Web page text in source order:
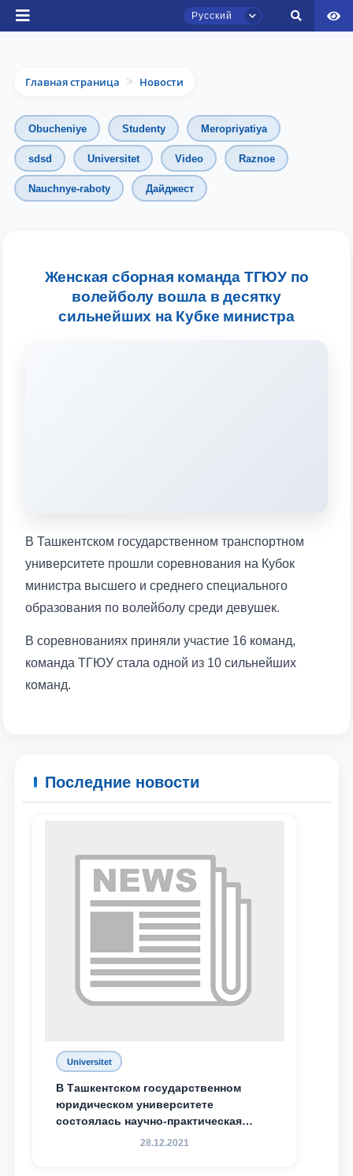
Русский
Ваше имя и фамилия
Почта
Главная страница > Новости
Obucheniye Studenty Meropriyatiya
sdsd Universitet Video Raznoe
Nauchnye-raboty Дайджест
Женская сборная команда ТГЮУ по
волейболу вошла в десятку
сильнейших на Кубке министра
В Ташкентском государственном транспортном
университете прошли соревнования на Кубок
министра высшего и среднего специального
образования по волейболу среди девушек.
В соревнованиях приняли участие 16 команд,
команда ТГЮУ стала одной из 10 сильнейших
команд.
Последние новости
Universitet
В Ташкентском государственном
юридическом университете
состоялась научно-практическая
конференция магистрантов
28.12.2021
Чат приёмной комиссии ТГЮУ
Онлайн
Оставляйте здесь свои обращения по
вопросам приёма.